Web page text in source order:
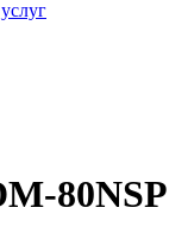
80NSP